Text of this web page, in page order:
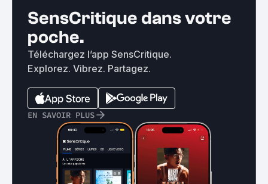
SensCritique dans votre
poche.
Téléchargez l’app SensCritique.
Explorez. Vibrez. Partagez.
EN SAVOIR PLUS